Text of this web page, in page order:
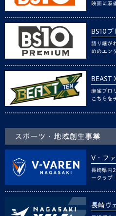
映画に麻
BS10プ
語り継が
めのエン
BEAST
麻雀プロ
こちらを
スポーツ・地域創生事業
V・フ
長崎県内
ークラブ
長崎ヴ